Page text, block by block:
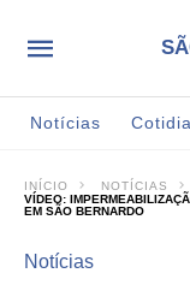
Notícias
INÍCIO
NOTÍCIAS
VÍDEO:
EM SÃO BERNARDO
Notícias